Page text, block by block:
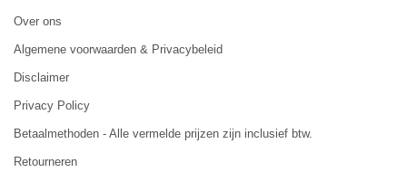
Over ons
Algemene voorwaarden & Privacybeleid
Disclaimer
Privacy Policy
Betaalmethoden - Alle vermelde prijzen zijn inclusief btw.
Retourneren